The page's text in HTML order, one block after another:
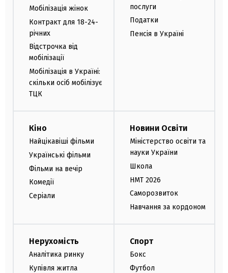
Мобілізація жінок
Контракт для 18-24-
річних
Відстрочка від
мобілізації
Мобілізація в Україні:
скільки осіб мобілізує
ТЦК
послуги
Податки
Пенсія в Україні
Кіно
Найцікавіші фільми
Українські фільми
Фільми на вечір
Комедії
Серіали
Новини Освіти
Міністерство освіти та
науки України
Школа
НМТ 2026
Саморозвиток
Навчання за кордоном
Нерухомість
Аналітика ринку
Купівля житла
Спорт
Бокс
Футбол